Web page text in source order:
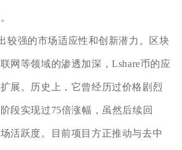
较强的市场适应性和创新潜力。区块
网等领域的渗透加深，Lshare币的应
展。历史上，它曾经历过价格剧烈
段实现过75倍涨幅，虽然后续回
活跃度。目前项目方正推动与去中